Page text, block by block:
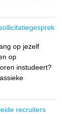
op jezelf
op
instudeert?
recruiters